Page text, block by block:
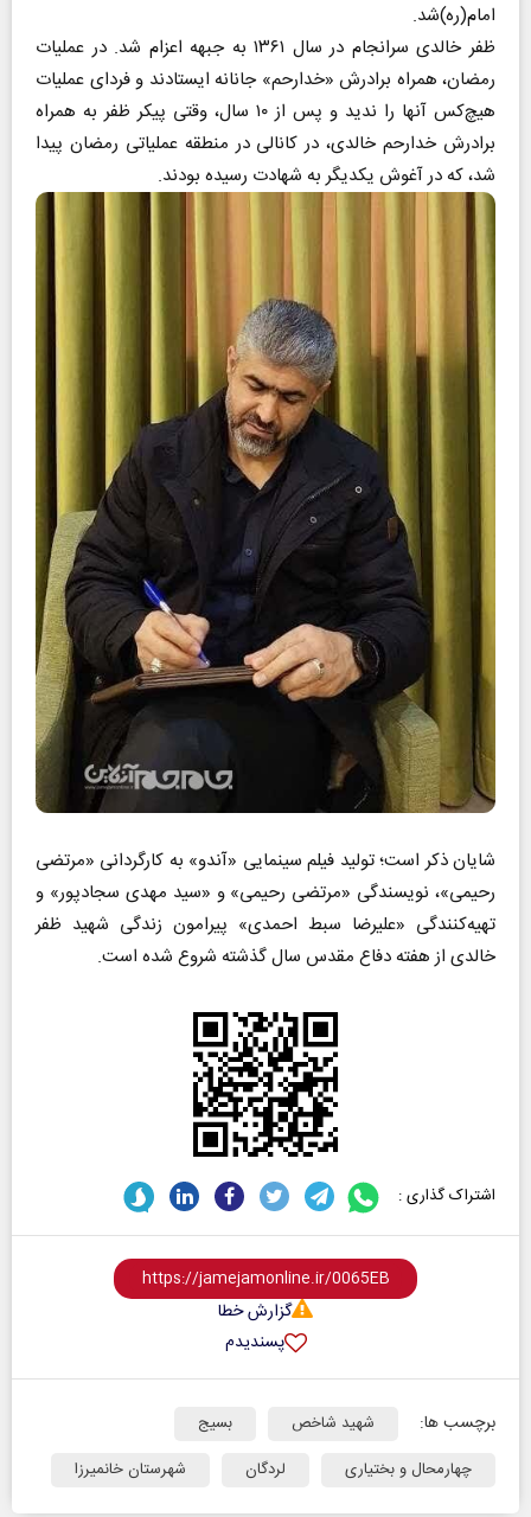
امام(ره)شد.
ظفر خالدی سرانجام در سال ۱۳۶۱ به جبهه اعزام شد. در عملیات
رمضان، همراه برادرش «خدارحم» جانانه ایستادند و فردای عملیات
هیچ‌کس آنها را ندید و پس از ۱۰ سال، وقتی پیکر ظفر به همراه
برادرش خدارحم خالدی، در کانالی در منطقه عملیاتی رمضان پیدا
شد، که در آغوش یکدیگر به شهادت رسیده بودند.
شایان ذکر است؛ تولید فیلم سینمایی «آندو» به کارگردانی «مرتضی
رحیمی»، نویسندگی «مرتضی رحیمی» و «سید مهدی سجادپور» و
تهیه‌کنندگی «علیرضا سبط احمدی» پیرامون زندگی شهید ظفر
خالدی از هفته دفاع مقدس سال گذشته شروع شده است.
اشتراک گذاری :
گزارش خطا
پسندیدم
برچسب ها: شهید شاخص
بسیج
چهارمحال و بختیاری
لردگان شهرستان خانمیرزا